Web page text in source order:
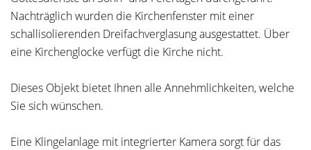
Nachträglich wurden die Kirchenfenster mit einer
schallisolierenden Dreifachverglasung ausgestattet. Über
eine Kirchenglocke verfügt die Kirche nicht.
Dieses Objekt bietet Ihnen alle Annehmlichkeiten, welche
Sie sich wünschen.
Eine Klingelanlage mit integrierter Kamera sorgt für das